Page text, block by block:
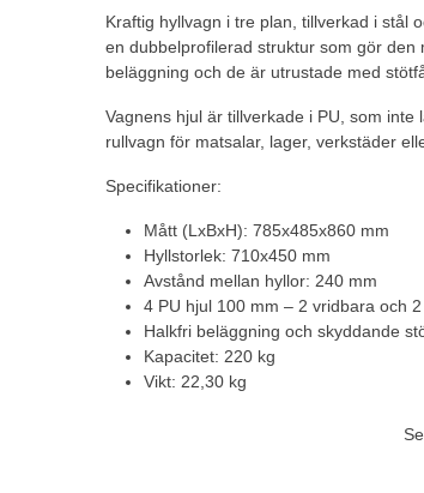
Kraftig hyllvagn i tre plan, tillverkad i stål
en dubbelprofilerad struktur som gör
beläggning och de är utrustade med
Vagnens hjul är tillverkade i PU, som
rullvagn för matsalar, lager, verkstäder
Specifikationer:
Mått (LxBxH): 785x485x860 mm
Hyllstorlek: 710x450 mm
Avstånd mellan hyllor: 240 mm
4 PU hjul 100 mm – 2 vridbara och 2
Halkfri beläggning och skyddande
Kapacitet: 220 kg
Vikt: 22,30 kg